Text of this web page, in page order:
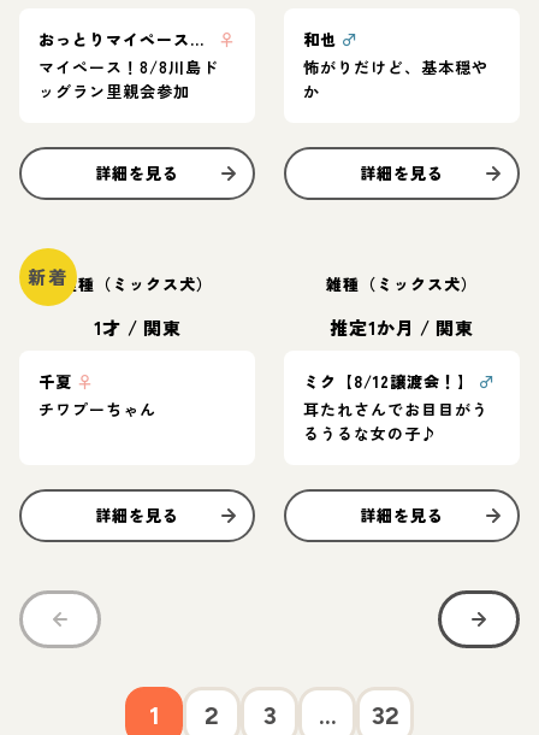
おっとりマイペース ここな
♀
マイペース！8/8川島ド
ッグラン里親会参加
詳細を見る
和也 ♂
怖がりだけど、基本穏や
か
詳細を見る
新着雑種（ミックス犬）
1才 / 関東
千夏 ♀
チワプーちゃん
詳細を見る
雑種（ミックス犬）
推定1か月 / 関東
ミク【8/12譲渡会！】
♂
耳たれさんでお目目がう
るうるな女の子♪
詳細を見る
1 2 3 ... 32